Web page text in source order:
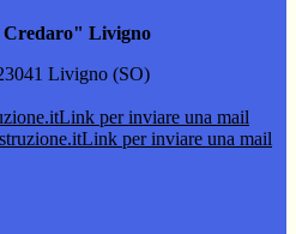
Livigno
Livigno (SO)
Link per inviare una mail
Link per inviare una mail